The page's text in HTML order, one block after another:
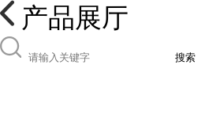
产品展厅
搜索